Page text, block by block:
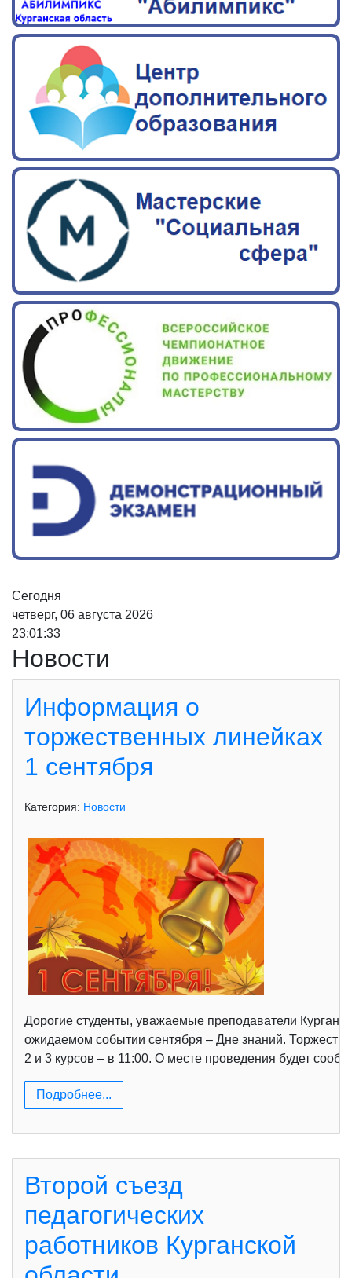
Сегодня
четверг, 06 августа 2026
23:01:33
Новости
Информация о
торжественных линейках
1 сентября
Категория: Новости
Дорогие студенты, уважаемые преподаватели
ожидаемом событии сентября – Дне знаний.
2 и 3 курсов – в 11:00. О месте проведения будет
Подробнее...
Второй съезд
педагогических
работников Курганской